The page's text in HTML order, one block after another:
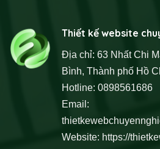
Thiết kế website
Địa chỉ: 63 Nhất Chi
Bình, Thành phố Hồ
Hotline: 0898561686
Email:
Website: https://